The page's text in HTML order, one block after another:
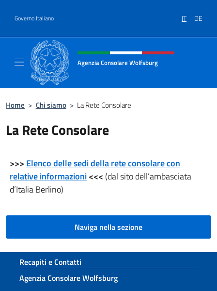
Governo Italiano IT DE
Intestazione sito, social e menù
Agenzia Consolare Wolfsburg
Home > Chi siamo > La Rete Consolare
La Rete Consolare
>>> Elenco delle sedi della rete consolare con
relative informazioni<<< (dal sito dell’ambasciata
d’Italia Berlino)
Naviga nella sezione
Sezione footer
Recapiti e Contatti
Agenzia Consolare Wolfsburg